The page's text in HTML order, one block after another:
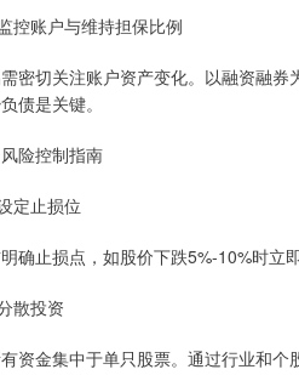
控账户与维持担保比例
密切关注账户资产变化。以融资融
债是关键。
险控制指南
定止损位
确止损点，如股价下跌5%-10%时立
散投资
资金集中于单只股票。通过行业和个